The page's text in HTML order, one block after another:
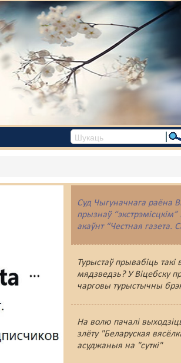
Суд Чыгуначнага раёна
прызнаў
акаўнт “Честная газета.
Турыстаў прывабіць такі
мядзведзь? У Віцебску
чарговы турыстычны
На волю пачалі
злёту "Беларуская
асуджаныя на "суткі"